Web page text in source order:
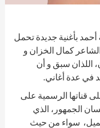
أحمد بأغنية جديدة تحمل
كمال الخزان و
اللذان سبق و أن
في عدة أغاني.
قناتها الرسمية على
الجمهور، الذي
سواء من حيث